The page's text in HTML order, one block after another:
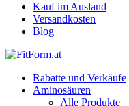
Kauf im Ausland
Versandkosten
Blog
Rabatte und Verkäufe
Aminosäuren
Alle Produkte